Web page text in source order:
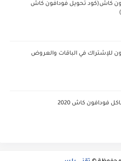
كاش(كود تحويل فودافون كاش
للإشتراك في الباقات والعروض
فودافون كاش 2020